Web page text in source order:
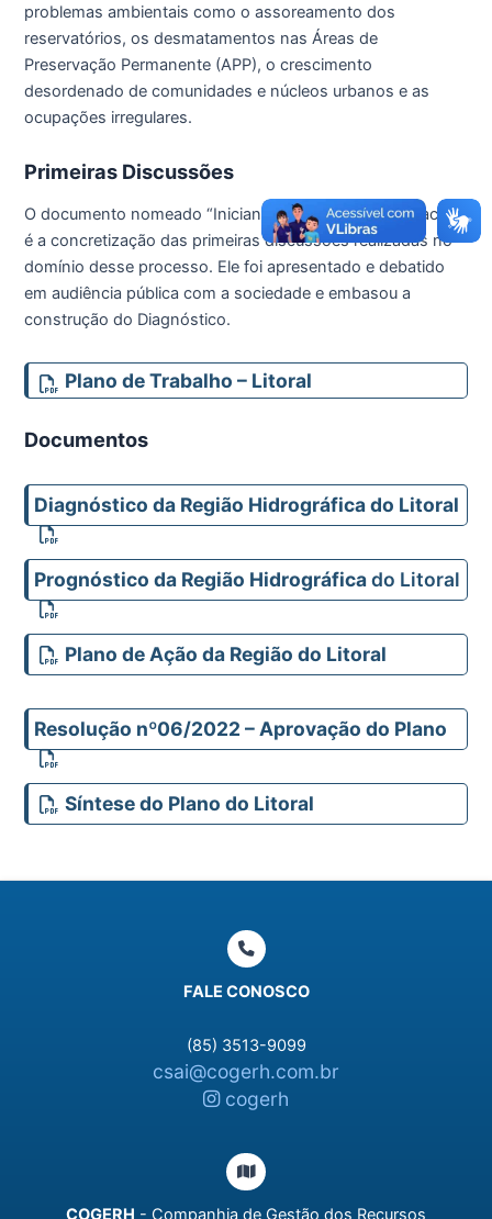
problemas ambientais como o assoreamento dos
reservatórios, os desmatamentos nas Áreas de
Preservação Permanente (APP), o crescimento
desordenado de comunidades e núcleos urbanos e as
ocupações irregulares.
Primeiras Discussões
O documento nomeado “Iniciando o Diálogo com a Bacia”
é a concretização das primeiras discussões realizadas no
domínio desse processo. Ele foi apresentado e debatido
em audiência pública com a sociedade e embasou a
construção do Diagnóstico.
Plano de Trabalho – Litoral
Documentos
Diagnóstico da Região Hidrográfica do Litoral
Prognóstico da Região Hidrográficado Litoral
Plano de Ação da Região do Litoral
Resolução nº06/2022 – Aprovação do Plano
Síntese do Plano do Litoral
FALE CONOSCO
(85) 3513-9099
csai@cogerh.com.br
cogerh
COGERH - Companhia de Gestão dos Recursos